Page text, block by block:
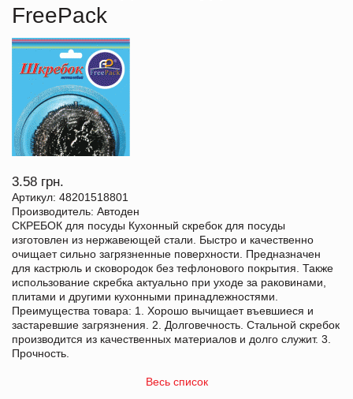
FreePack
3.58 грн.
Артикул: 48201518801
Производитель: Автоден
СКРЕБОК для посуды Кухонный скребок для посуды
изготовлен из нержавеющей стали. Быстро и качественно
очищает сильно загрязненные поверхности. Предназначен
для кастрюль и сковородок без тефлонового покрытия. Также
использование скребка актуально при уходе за раковинами,
плитами и другими кухонными принадлежностями.
Преимущества товара: 1. Хорошо вычищает въевшиеся и
застаревшие загрязнения. 2. Долговечность. Стальной скребок
производится из качественных материалов и долго служит. 3.
Прочность.
Весь список